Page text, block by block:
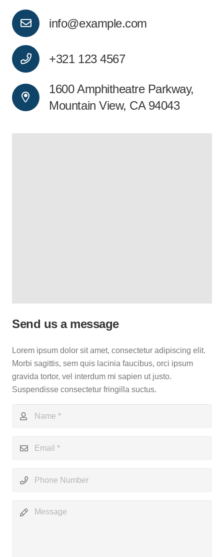
info@example.com
+321 123 4567
1600 Amphitheatre Parkway,
Mountain View, CA 94043
Send us a message
Lorem ipsum dolor sit amet, consectetur adipiscing elit.
Morbi sagittis, sem quis lacinia faucibus, orci ipsum
gravida tortor, vel interdum mi sapien ut justo.
Suspendisse consectetur fringilla suctus.